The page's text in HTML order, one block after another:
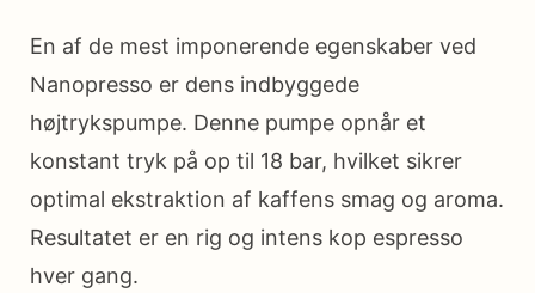
En af de mest imponerende egenskaber ved
Nanopresso er dens indbyggede
højtrykspumpe. Denne pumpe opnår et
konstant tryk på op til 18 bar, hvilket sikrer
optimal ekstraktion af kaffens smag og aroma.
Resultatet er en rig og intens kop espresso
hver gang.